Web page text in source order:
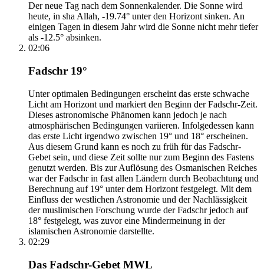
Der neue Tag nach dem Sonnenkalender. Die Sonne wird
heute, in sha Allah, -19.74° unter den Horizont sinken. An
einigen Tagen in diesem Jahr wird die Sonne nicht mehr tiefer
als -12.5° absinken.
02:06
Fadschr 19°
Unter optimalen Bedingungen erscheint das erste schwache
Licht am Horizont und markiert den Beginn der Fadschr-Zeit.
Dieses astronomische Phänomen kann jedoch je nach
atmosphärischen Bedingungen variieren. Infolgedessen kann
das erste Licht irgendwo zwischen 19° und 18° erscheinen.
Aus diesem Grund kann es noch zu früh für das Fadschr-
Gebet sein, und diese Zeit sollte nur zum Beginn des Fastens
genutzt werden. Bis zur Auflösung des Osmanischen Reiches
war der Fadschr in fast allen Ländern durch Beobachtung und
Berechnung auf 19° unter dem Horizont festgelegt. Mit dem
Einfluss der westlichen Astronomie und der Nachlässigkeit
der muslimischen Forschung wurde der Fadschr jedoch auf
18° festgelegt, was zuvor eine Mindermeinung in der
islamischen Astronomie darstellte.
02:29
Das Fadschr-Gebet MWL